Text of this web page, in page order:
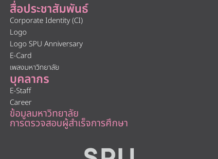
สื่อประชาสัมพันธ์
Corporate Identity (CI)
Logo
Logo SPU Anniversary
E-Card
เพลงมหาวิทยาลัย
บุคลากร
E-Staff
Career
ข้อมูลมหาวิทยาลัย
การตรวจสอบผู้สำเร็จการศึกษา